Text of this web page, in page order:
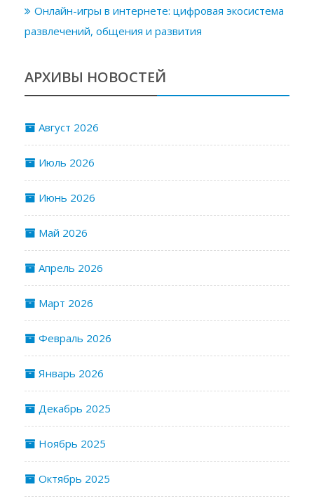
Онлайн-игры в интернете: цифровая экосистема
развлечений, общения и развития
АРХИВЫ НОВОСТЕЙ
Август 2026
Июль 2026
Июнь 2026
Май 2026
Апрель 2026
Март 2026
Февраль 2026
Январь 2026
Декабрь 2025
Ноябрь 2025
Октябрь 2025